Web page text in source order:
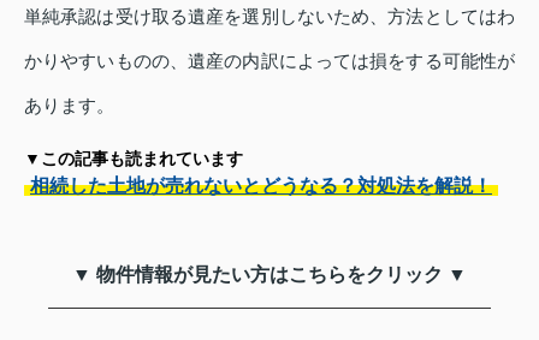
単純承認は受け取る遺産を選別しないため、方法としてはわ
かりやすいものの、遺産の内訳によっては損をする可能性が
あります。
▼この記事も読まれています
相続した土地が売れないとどうなる？対処法を解説！
▼ 物件情報が見たい方はこちらをクリック ▼